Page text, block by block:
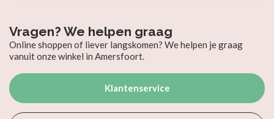
Vragen? We helpen graag
Online shoppen of liever langskomen? We helpen je graag
vanuit onze winkel in Amersfoort.
Klantenservice